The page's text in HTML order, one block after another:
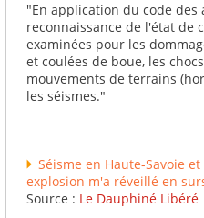
"En application du code des
reconnaissance de l'état de
examinées pour les
et coulées de boue, les
mouvements de terrains
les séismes."
Séisme en Haute-Savoie
explosion m'a réveillé en
Source : Le Dauphiné Libéré